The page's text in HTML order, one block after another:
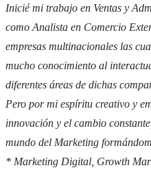
Inicié mi trabajo en Ventas y
como Analista en Comercio
empresas multinacionales las
mucho conocimiento al
diferentes áreas de dichas
Pero por mi espíritu creativo y
innovación y el cambio
mundo del Marketing
* Marketing Digital, Growth